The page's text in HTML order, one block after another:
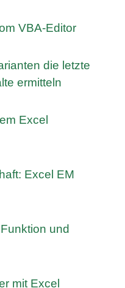
VBA-Editor
die letzte
ermitteln
Excel
Excel EM
und
mit Excel